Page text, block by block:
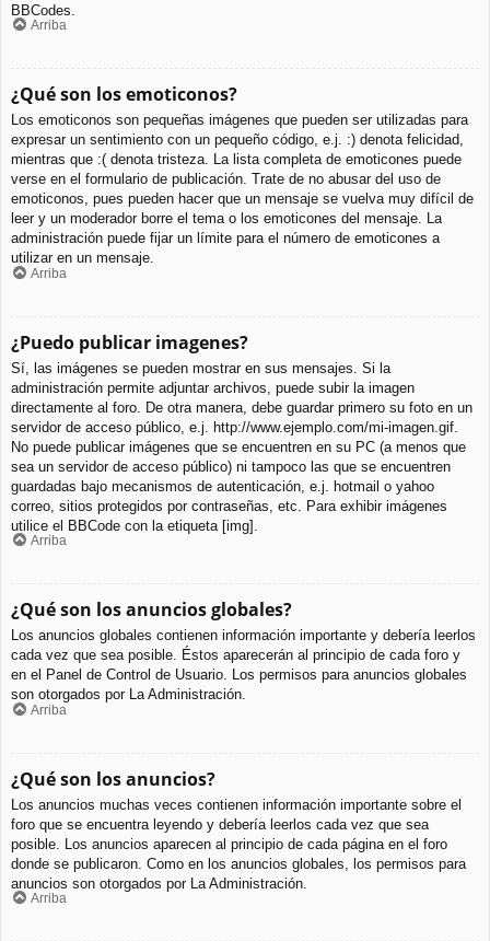
BBCodes.
Arriba
¿Qué son los emoticonos?
Los emoticonos son pequeñas imágenes que pueden ser utilizadas para
expresar un sentimiento con un pequeño código, e.j. :) denota felicidad,
mientras que :( denota tristeza. La lista completa de emoticones puede
verse en el formulario de publicación. Trate de no abusar del uso de
emoticonos, pues pueden hacer que un mensaje se vuelva muy difícil de
leer y un moderador borre el tema o los emoticones del mensaje. La
administración puede fijar un límite para el número de emoticones a
utilizar en un mensaje.
Arriba
¿Puedo publicar imagenes?
Sí, las imágenes se pueden mostrar en sus mensajes. Si la
administración permite adjuntar archivos, puede subir la imagen
directamente al foro. De otra manera, debe guardar primero su foto en un
servidor de acceso público, e.j. http://www.ejemplo.com/mi-imagen.gif.
No puede publicar imágenes que se encuentren en su PC (a menos que
sea un servidor de acceso público) ni tampoco las que se encuentren
guardadas bajo mecanismos de autenticación, e.j. hotmail o yahoo
correo, sitios protegidos por contraseñas, etc. Para exhibir imágenes
utilice el BBCode con la etiqueta [img].
Arriba
¿Qué son los anuncios globales?
Los anuncios globales contienen información importante y debería leerlos
cada vez que sea posible. Éstos aparecerán al principio de cada foro y
en el Panel de Control de Usuario. Los permisos para anuncios globales
son otorgados por La Administración.
Arriba
¿Qué son los anuncios?
Los anuncios muchas veces contienen información importante sobre el
foro que se encuentra leyendo y debería leerlos cada vez que sea
posible. Los anuncios aparecen al principio de cada página en el foro
donde se publicaron. Como en los anuncios globales, los permisos para
anuncios son otorgados por La Administración.
Arriba